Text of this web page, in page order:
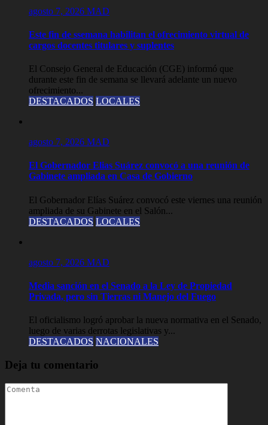
agosto 7, 2026 MAD
Este fin de ssemana habilitan el ofrecimiento virtual de
cargos docentes titulares y suplentes
El Consejo General de Educación (CGE) informó que
durante este fin de semana se llevará adelante un nuevo
ofrecimiento...
DESTACADOS LOCALES
agosto 7, 2026 MAD
El Gobernador Elias Suárez convocó a una reunión de
Gabinete ampliada en Casa de Gobierno
El Gobernador Elías Suárez convocó este viernes una reunión
ampliada de su Gabinete en el Salón...
DESTACADOS LOCALES
agosto 7, 2026 MAD
Media sanción en el Senado a la Ley de Propiedad
Privada, pero sin Tierras ni Manejo del Fuego
El oficialismo logró aprobar la nueva normativa en el Senado,
luego de varias derrotas legislativas y...
DESTACADOS NACIONALES
Deja tu comentario